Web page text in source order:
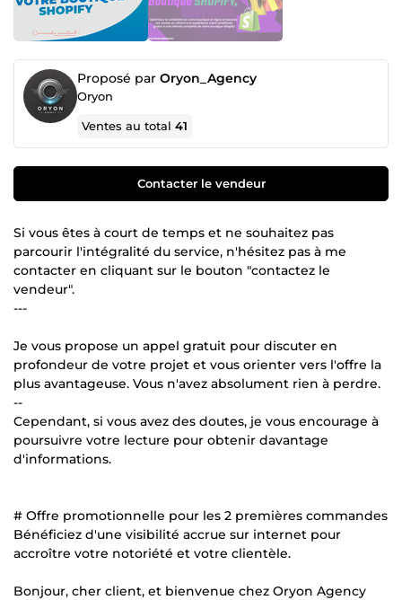
Proposé par Oryon_Agency
Oryon
Ventes au total41
Contacter le vendeur
Si vous êtes à court de temps et ne souhaitez pas
parcourir l'intégralité du service, n'hésitez pas à me
contacter en cliquant sur le bouton "contactez le
vendeur".
---
Je vous propose un appel gratuit pour discuter en
profondeur de votre projet et vous orienter vers l'offre la
plus avantageuse. Vous n'avez absolument rien à perdre.
--
Cependant, si vous avez des doutes, je vous encourage à
poursuivre votre lecture pour obtenir davantage
d'informations.
# Offre promotionnelle pour les 2 premières commandes
Bénéficiez d'une visibilité accrue sur internet pour
accroître votre notoriété et votre clientèle.
Bonjour, cher client, et bienvenue chez Oryon Agency